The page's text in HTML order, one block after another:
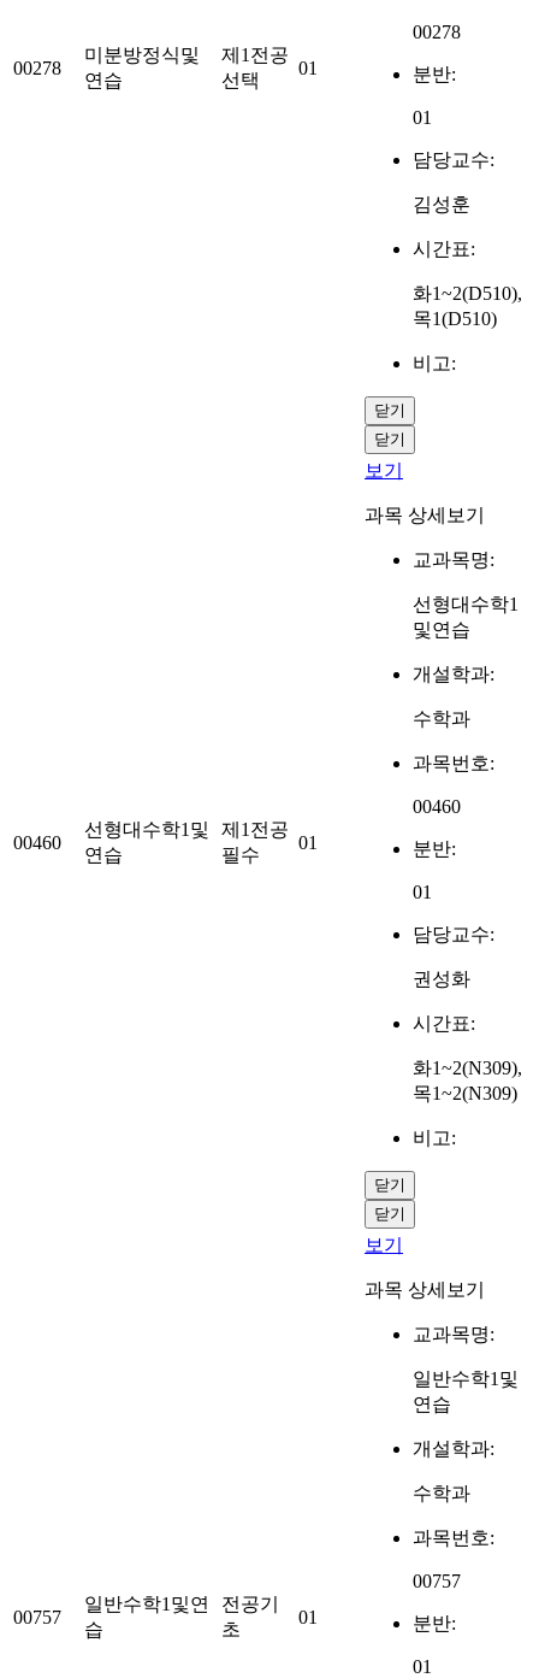
00278
미분방정식및
연습
제1전공
선택
01
00278
분반:
01
담당교수:
김성훈
시간표:
화1~2(D510),
목1(D510)
비고:
닫기
닫기
00460
선형대수학1및
연습
제1전공
필수
01
보기
과목 상세보기
교과목명:
선형대수학1
및연습
개설학과:
수학과
과목번호:
00460
분반:
01
담당교수:
권성화
시간표:
화1~2(N309),
목1~2(N309)
비고:
닫기
닫기
00757
일반수학1및연
습
전공기
초
01
보기
과목 상세보기
교과목명:
일반수학1및
연습
개설학과:
수학과
과목번호:
00757
분반:
01